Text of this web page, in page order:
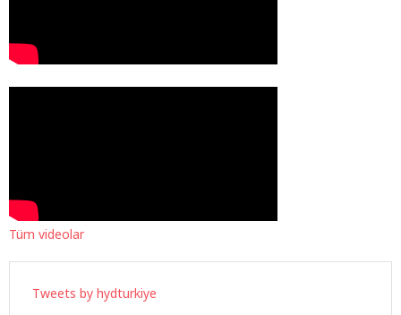
Tüm videolar
Tweets by hydturkiye